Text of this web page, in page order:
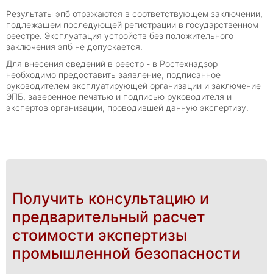
Результаты эпб отражаются в соответствующем заключении,
подлежащем последующей регистрации в государственном
реестре. Эксплуатация устройств без положительного
заключения эпб не допускается.
Для внесения сведений в реестр - в Ростехнадзор
необходимо предоставить заявление, подписанное
руководителем эксплуатирующей организации и заключение
ЭПБ, заверенное печатью и подписью руководителя и
экспертов организации, проводившей данную экспертизу.
Получить консультацию и
предварительный расчет
стоимости экспертизы
промышленной безопасности